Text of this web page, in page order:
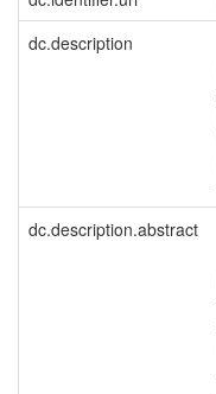
dc.description
dc.description.abstract